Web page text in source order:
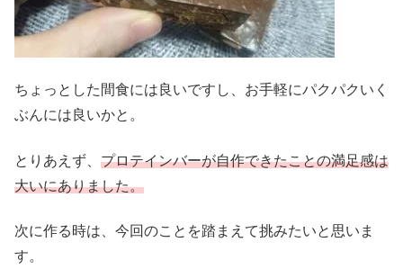
ちょっとした間食には良いですし、お手軽にパクパクいく
ぶんには良いかと。
とりあえず、 プロテインバーが自作できたことの満足感は
大いにありました。
次に作る時は、今回のことを踏まえて挑みたいと思いま
す。